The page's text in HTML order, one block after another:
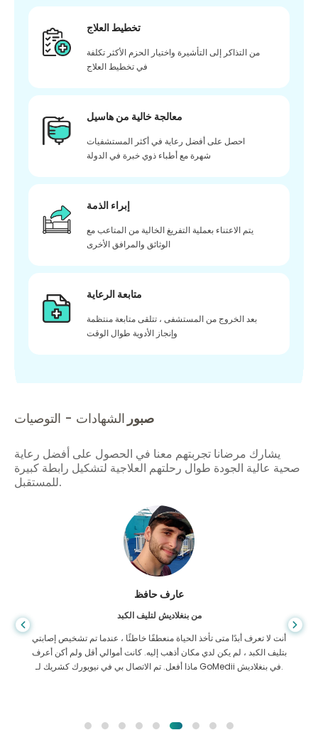
تخطيط العلاج
من التذاكر إلى التأشيرة واختيار الحزم الأكثر تكلفة
في تخطيط العلاج
معالجة خالية من هاسيل
احصل على أفضل رعاية في أكثر المستشفيات
شهرة مع أطباء ذوي خبرة في الدولة
إبراء الذمة
يتم الاعتناء بعملية التفريغ الخالية من المتاعب مع
الوثائق والمرافق الأخرى
متابعة الرعاية
بعد الخروج من المستشفى ، تتلقى متابعة منتظمة
وإنجاز الأدوية طوال الوقت
صبور الشهادات - التوصيات
يشارك مرضانا تجربتهم معنا في الحصول على أفضل رعاية
صحية عالية الجودة طوال رحلتهم العلاجية لتشكيل رابطة كبيرة
للمستقبل.
عارف حافظ
من بنغلاديش لتليف الكبد
أنت لا تعرف أبدًا متى تأخذ الحياة منعطفًا خاطئًا ، عندما تم تشخيص إصابتي
بتليف الكبد ، لم يكن لدي مكان أذهب إليه. كانت أموالي أقل ولم أكن أعرف
ماذا أفعل. تم الاتصال بي في نيويورك كشريك لـ GoMedii في بنغلاديش.